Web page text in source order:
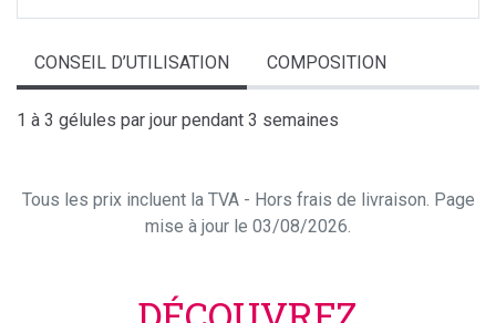
CONSEIL D’UTILISATION COMPOSITION
1 à 3 gélules par jour pendant 3 semaines
Tous les prix incluent la TVA - Hors frais de livraison. Page
mise à jour le 03/08/2026.